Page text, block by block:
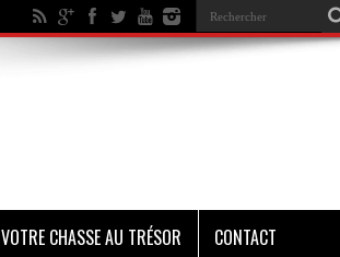
VOTRE CHASSE AU TRÉSOR CONTACT